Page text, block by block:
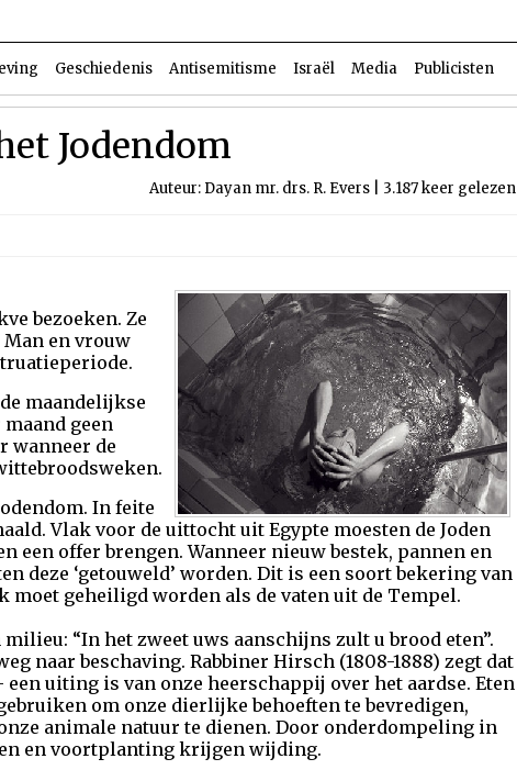
Geschiedenis Antisemitisme Israël Media Publicisten
Jodendom
Auteur: Dayan mr. drs. R. Evers | 3.187 keer gelezen
bezoeken. Ze
Man en vrouw
maandelijkse
geen
wanneer de
In feite
Vlak voor de uittocht uit Egypte moesten de Joden
offer brengen. Wanneer nieuw bestek, pannen en
deze ‘getouweld’ worden. Dit is een soort bekering van
moet geheiligd worden als de vaten uit de Tempel.
“In het zweet uws aanschijns zult u brood eten”.
naar beschaving. Rabbiner Hirsch (1808-1888) zegt dat
uiting is van onze heerschappij over het aardse. Eten
om onze dierlijke behoeften te bevredigen,
animale natuur te dienen. Door onderdompeling in
en voortplanting krijgen wijding.